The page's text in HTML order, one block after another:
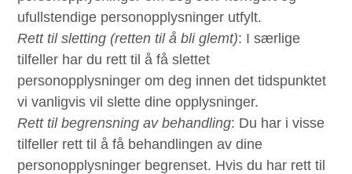
ufullstendige personopplysninger utfylt.
Rett til sletting (retten til å bli glemt): I særlige
tilfeller har du rett til å få slettet
personopplysninger om deg innen det tidspunktet
vi vanligvis vil slette dine opplysninger.
Rett til begrensning av behandling: Du har i visse
tilfeller rett til å få behandlingen av dine
personopplysninger begrenset. Hvis du har rett til